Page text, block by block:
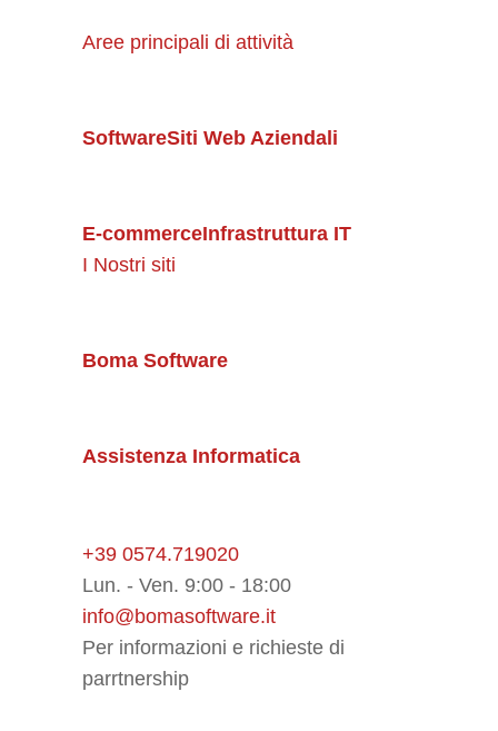
Aree principali di attività
SoftwareSiti Web Aziendali
E-commerceInfrastruttura IT
I Nostri siti
Boma Software
Assistenza Informatica
+39 0574.719020
Lun. - Ven. 9:00 - 18:00
info@bomasoftware.it
Per informazioni e richieste di
parrtnership